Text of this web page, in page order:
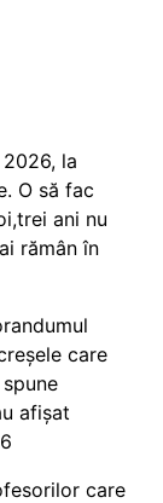
la
O să fac
ani nu
rămân în
care
afișat
care